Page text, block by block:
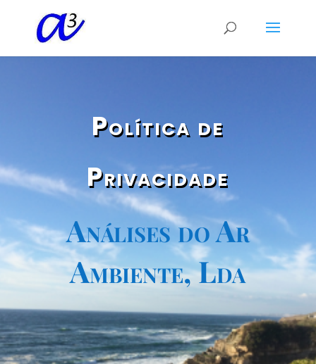
Política de
Privacidade
Análises do Ar
Ambiente, Lda